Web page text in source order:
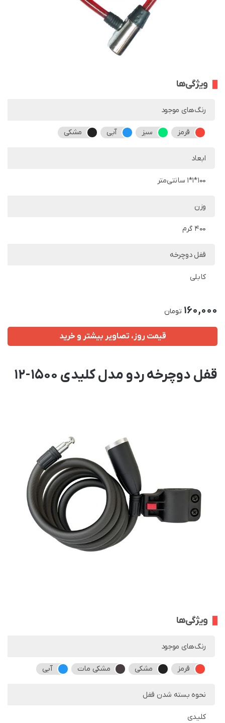
ویژگی‌ها
رنگ‌های موجود
قرمز سبز آبی مشکی
ابعاد
100*1*1 سانتی‌متر
وزن
400 گرم
قفل دوچرخه
کابلی
160,000 تومان
قیمت روز، تصاویر بیشتر و خرید
قفل دوچرخه ردو مدل کلیدی 1500-12
ویژگی‌ها
رنگ‌های موجود
قرمز مشکی مشکی مات آبی
نحوه بسته شدن قفل
کلیدی